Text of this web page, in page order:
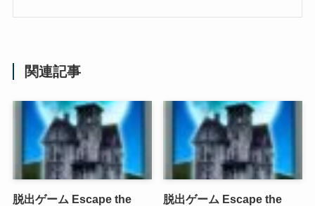
関連記事
脱出ゲーム Escape the
脱出ゲーム Escape the